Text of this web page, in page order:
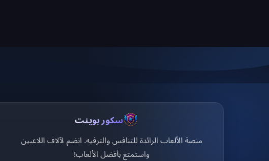
سكور بوينت
منصة الألعاب الرائدة للتنافس والترفيه. انضم لآلاف اللاعبين
واستمتع بأفضل الألعاب!